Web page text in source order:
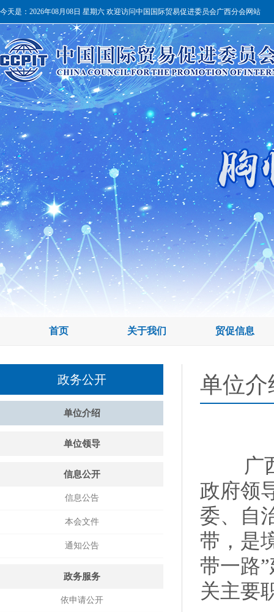
今天是： 2026年08月08日 星期六 欢迎访问中国国际贸易促进委员会广西分会网站
首页 关于我们 贸促信息
政务公开
单位介绍
单位领导
信息公开
信息公告
本会文件
通知公告
政务服务
依申请公开
单位介
广西
政府领
委、自
带，是
带一路
关主要